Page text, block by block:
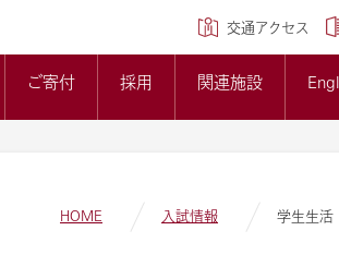
交通アクセス
ご寄付 採用 関連施設
役員報酬の支給基準について
ガバナンスコード
教育センター
KMUバイオバンクセンター
HOME 入試情報 学生生活